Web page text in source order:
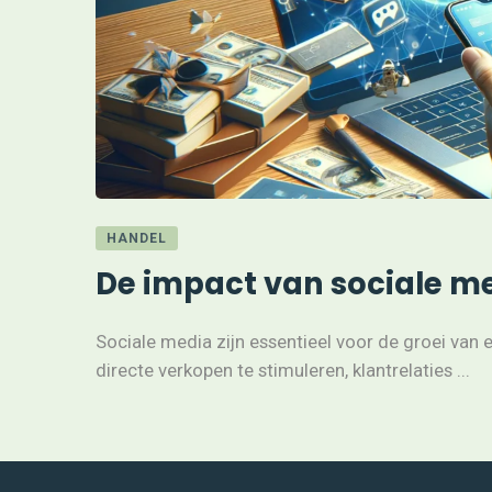
HANDEL
De impact van sociale
Sociale media zijn essentieel voor de groei van
directe verkopen te stimuleren, klantrelaties ...